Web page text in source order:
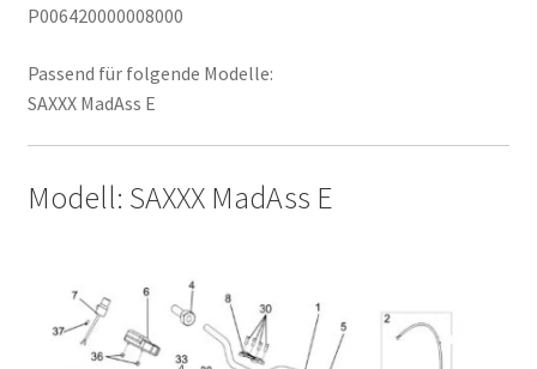
P006420000008000
Passend für folgende Modelle:
SAXXX MadAss E
Modell: SAXXX MadAss E